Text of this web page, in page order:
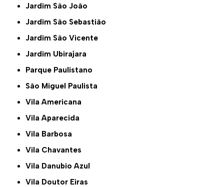
Jardim São João
Jardim São Sebastião
Jardim São Vicente
Jardim Ubirajara
Parque Paulistano
São Miguel Paulista
Vila Americana
Vila Aparecida
Vila Barbosa
Vila Chavantes
Vila Danubio Azul
Vila Doutor Eiras